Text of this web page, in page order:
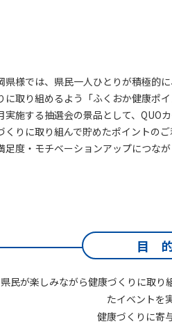
県様では、県民一人ひとりが積極的
に取り組めるよう「ふくおか健康ポ
実施する抽選会の景品として、QUO
くりに取り組んで貯めたポイントの
足度・モチベーションアップにつなが
目
県民が楽しみながら健康づくりに取り
たイベントを
健康づくりに寄